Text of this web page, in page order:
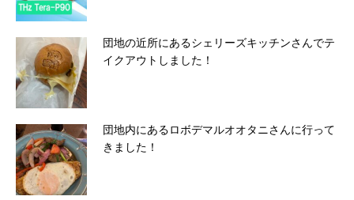
団地の近所にあるシェリーズキッチンさんでテ
イクアウトしました！
団地内にあるロボデマルオオタニさんに行って
きました！